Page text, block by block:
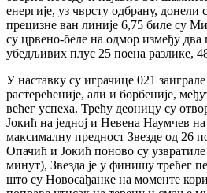
енергије, уз чврсту одбрану, донели
прецизне ван линије 6,75 биле су
су црвено-беле на одмор између
убедљивих плус 25 поена разлике,
У наставку су играчице 021
растерећеније, али и борбеније,
већег успеха. Трећу деоницу су
Јокић на једној и Невена Наумчев на
максималну предност Звезде од 26
Опачић и Јокић поново су
минут), Звезда је у финишу трећег
што су Новосађанке на моменте